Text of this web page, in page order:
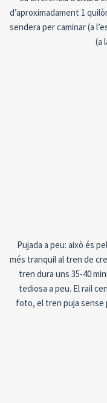
d’aproximadament 1
sendera per caminar (a
(a
Pujada a peu: això és
més tranquil al tren de
tren dura uns 35-40
tediosa a peu. El rail
foto, el tren puja sense